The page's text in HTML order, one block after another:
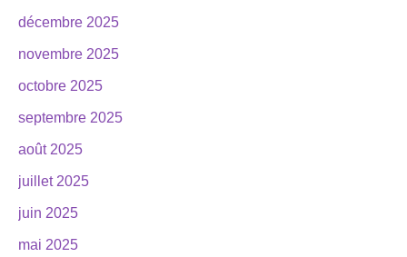
décembre 2025
novembre 2025
octobre 2025
septembre 2025
août 2025
juillet 2025
juin 2025
mai 2025